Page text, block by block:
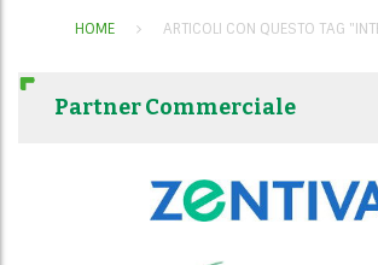
HOME ARTICOLI CON QUESTO TAG
Partner Commerciale